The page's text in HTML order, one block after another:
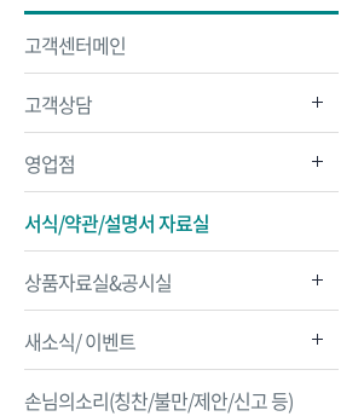
고객센터메인
고객상담
영업점
서식/약관/설명서 자료실
상품자료실&공시실
새소식/ 이벤트
손님의소리(칭찬/불만/제안/신고 등)